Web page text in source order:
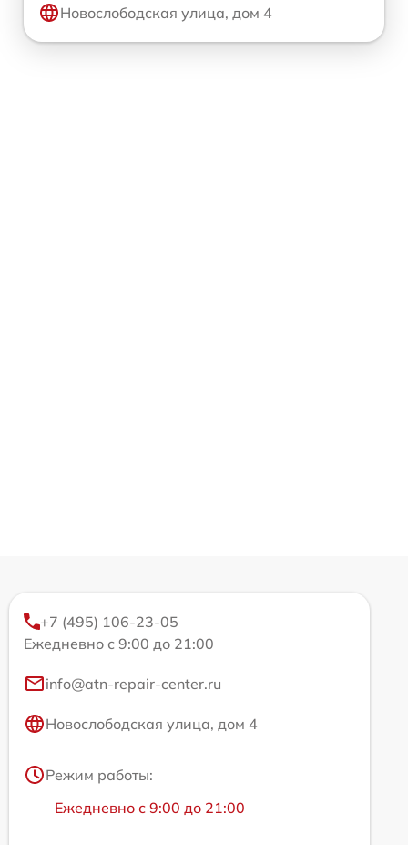
Новослободская улица, дом 4
+7 (495) 106-23-05
Ежедневно с 9:00 до 21:00
info@atn-repair-center.ru
Новослободская улица, дом 4
Режим работы:
Ежедневно с 9:00 до 21:00